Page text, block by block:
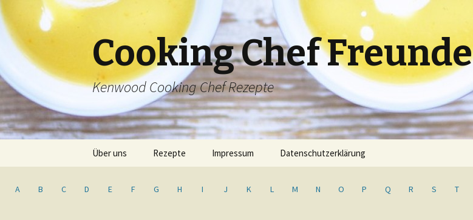
Cooking Chef Freunde
Kenwood Cooking Chef Rezepte
Springe
Über uns Rezepte Impressum Datenschutzerklärung
A B C D E F G H I J K L M N O P Q R S T